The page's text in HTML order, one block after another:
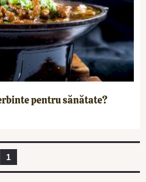
pentru sănătate?
1